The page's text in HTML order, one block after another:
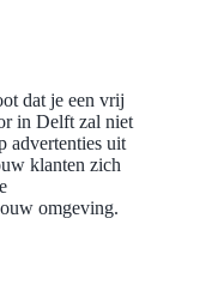
dat je een vrij
in Delft zal niet
advertenties uit
klanten zich
omgeving.